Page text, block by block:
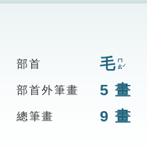
鍵
部首 毛ㄇㄠˊ
部首外筆畫 5 畫
總筆畫 9 畫